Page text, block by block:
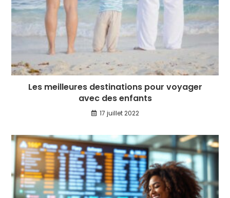
Les meilleures destinations pour voyager
avec des enfants
17 juillet 2022